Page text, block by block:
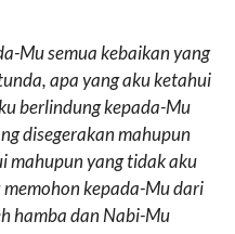
Mu semua kebaikan yang
apa yang aku ketahui
berlindung kepada-Mu
disegerakan mahupun
mahupun yang tidak aku
kepada-Mu dari
hamba dan Nabi-Mu